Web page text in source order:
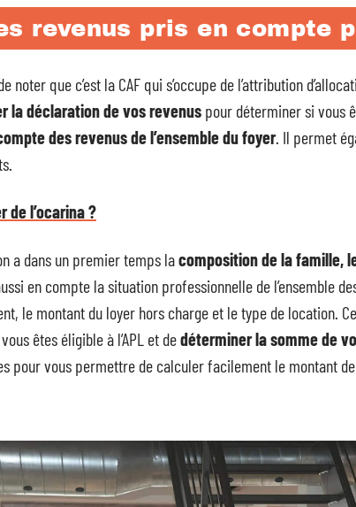
revenus pris en compte
noter que c’est la CAF qui s’occupe de l’attribution
la déclaration de vos revenus pour déterminer si vous
des revenus de l’ensemble du foyer. Il permet
de l’ocarina ?
a dans un premier temps lacomposition de la famille,
en compte la situation professionnelle de l’ensemble
le montant du loyer hors charge et le type de location.
êtes éligible à l’APL et dedéterminer la somme de
pour vous permettre de calculer facilement le montant de